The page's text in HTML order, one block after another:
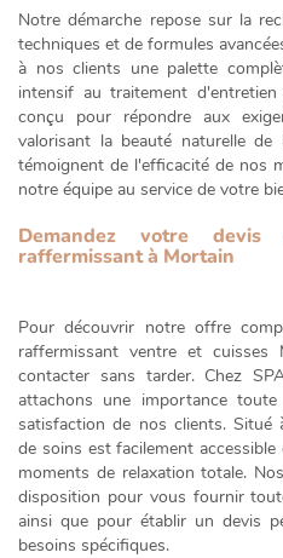
Notre démarche repose sur la
techniques et de formules
à nos clients une palette
intensif au traitement
conçu pour répondre aux
valorisant la beauté naturellede
témoignent de l'efficacité de nos
notre équipe au service de votre
Demandez votre
raffermissant à Mortain
Pour découvrir notre offre
raffermissant ventre et cuisses
contacter sans tarder. Chez
attachons une importance
satisfaction de nos clients. Situé
de soins est facilement
moments de relaxation totale.
disposition pour vous fournir
ainsi que pour établir un devis
besoins spécifiques.